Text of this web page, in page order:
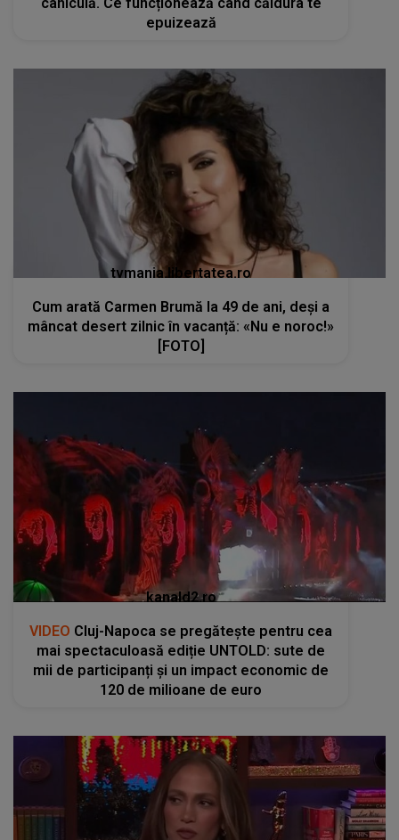
epuizează
tvmania.libertatea.ro
Cum arată Carmen Brumă la 49 de ani, deși a
mâncat desert zilnic în vacanță: «Nu e noroc!»
[FOTO]
kanald2.ro
VIDEO Cluj-Napoca se pregătește pentru cea
mai spectaculoasă ediție UNTOLD: sute de
mii de participanți și un impact economic de
120 de milioane de euro